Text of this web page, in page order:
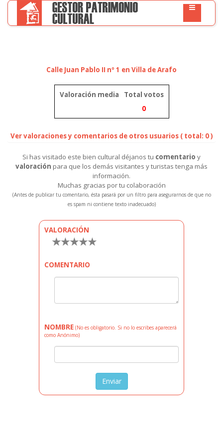
Calle Juan Pablo II nº 1 en Villa de Arafo
Valoración media
Total votos
0
Ver valoraciones y comentarios de otros usuarios ( total: 0 )
Si has visitado este bien cultural déjanos tu comentario y
valoración para que los demás visitantes y turistas tenga más
información.
Muchas gracias por tu colaboración
(Antes de publicar tu comentario, ésta pasará por un filtro para asegurarnos de que no
es spam ni contiene texto inadecuado)
VALORACIÓN
★
★
★
★
★
COMENTARIO
NOMBRE (No es obligatorio. Si no lo escribes aparecerá
como Anónimo)
Enviar